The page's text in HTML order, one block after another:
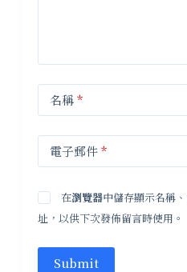
名稱*
電子郵件*
在瀏覽器中儲存顯示名稱
址，以供下次發佈留言時使用。
Submit